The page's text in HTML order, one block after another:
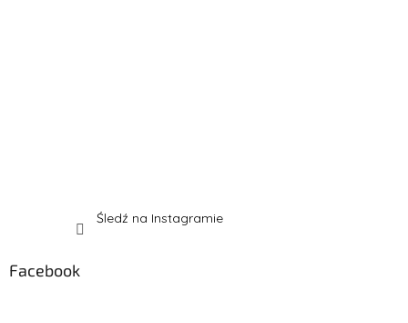
Śledź na Instagramie
Facebook